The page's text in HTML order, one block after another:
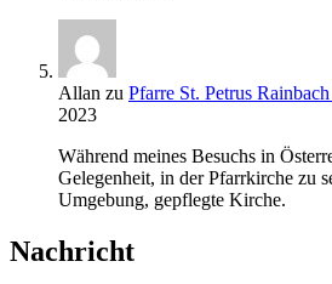
Allan zu Pfarre St. Petrus
2023
Während meines Besuchs in
Gelegenheit, in der Pfarrkirche zu
Umgebung, gepflegte Kirche.
Nachricht